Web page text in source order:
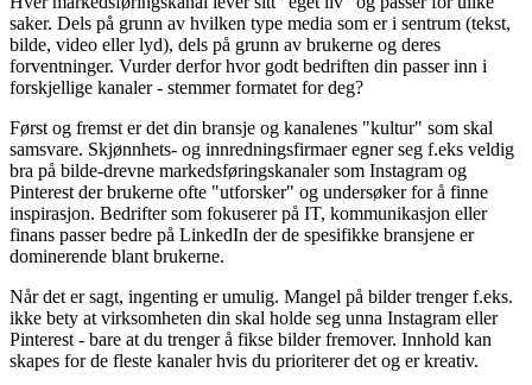
saker. Dels på grunn av hvilken type media som er i sentrum (tekst,
bilde, video eller lyd), dels på grunn av brukerne og deres
forventninger. Vurder derfor hvor godt bedriften din passer inn i
forskjellige kanaler - stemmer formatet for deg?
Først og fremst er det din bransje og kanalenes "kultur" som skal
samsvare. Skjønnhets- og innredningsfirmaer egner seg f.eks veldig
bra på bilde-drevne markedsføringskanaler som Instagram og
Pinterest der brukerne ofte "utforsker" og undersøker for å finne
inspirasjon. Bedrifter som fokuserer på IT, kommunikasjon eller
finans passer bedre på LinkedIn der de spesifikke bransjene er
dominerende blant brukerne.
Når det er sagt, ingenting er umulig. Mangel på bilder trenger f.eks.
ikke bety at virksomheten din skal holde seg unna Instagram eller
Pinterest - bare at du trenger å fikse bilder fremover. Innhold kan
skapes for de fleste kanaler hvis du prioriterer det og er kreativ.